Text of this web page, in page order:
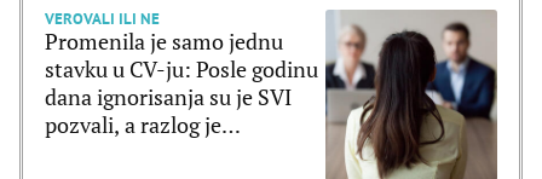
VEROVALI ILI NE
Promenila je samo jednu
stavku u CV-ju: Posle godinu
dana ignorisanja su je SVI
pozvali, a razlog je